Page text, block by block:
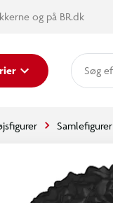
og på BR.dk
Samlefigurer